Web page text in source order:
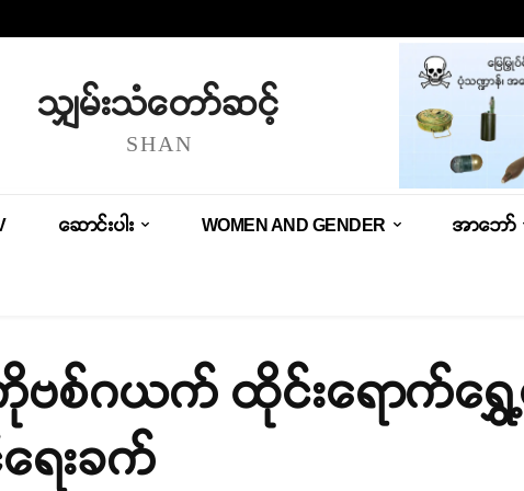
သျှမ်းသံတော်ဆင့်
SHAN
ဆောင်းပါး WOMEN AND GENDER အာဘော်
ကိုဗစ်ဂယက် ထိုင်းရောက်ရွှေ့
ေးခက်